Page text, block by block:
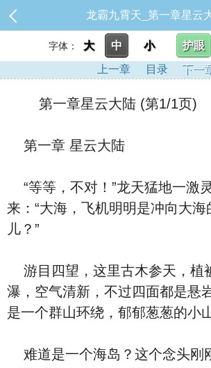
龙霸九霄天_第一章星云
字体： 大 中 小 护眼
上一章
目录 下一
第一章星云大陆 (第1/1页)
第一章 星云大陆
“等等，不对！”龙天猛地一激
来：“大海，飞机明明是冲向大
儿？”
游目四望，这里古木参天，植
瀑，空气清新，不过四面都是悬
是一个群山环绕，郁郁葱葱的小
难道是一个海岛？这个念头刚